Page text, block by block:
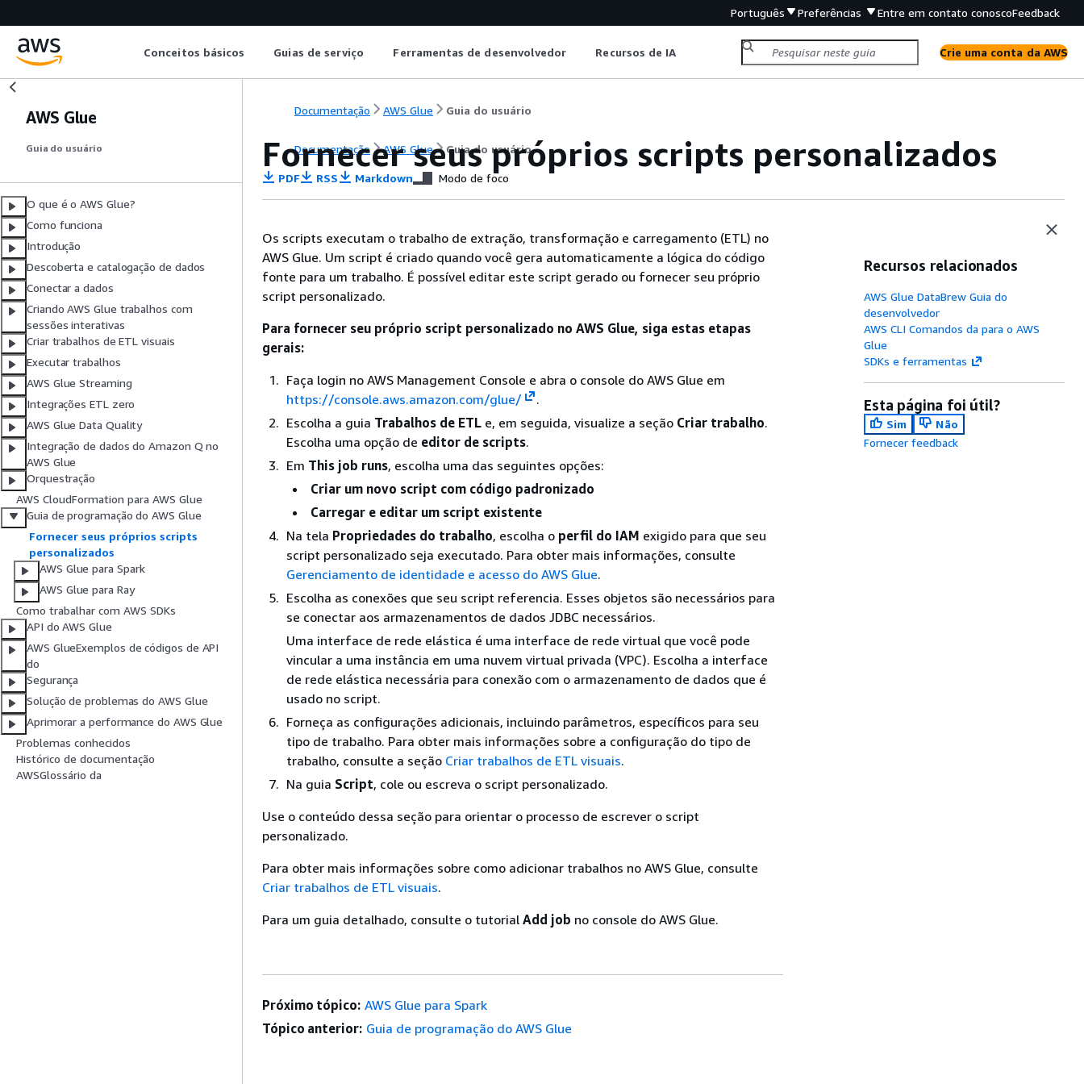
Português Preferências Entre em contato conoscoFeedback
Conceitos básicos Guias de serviço Ferramentas de desenvolvedor Recursos de IA Crie uma conta da AWS
AWS Glue
Guia do usuário
O que é o AWS Glue?
Como funciona
Introdução
Descoberta e catalogação de dados
Conectar a dados
Criando AWS Glue trabalhos com
sessões interativas
Criar trabalhos de ETL visuais
Executar trabalhos
AWS Glue Streaming
Integrações ETL zero
AWS Glue Data Quality
Integração de dados do Amazon Q no
AWS Glue
Orquestração
AWS CloudFormation para AWS Glue
Guia de programação do AWS Glue
Fornecer seus próprios scripts
personalizados
AWS Glue para Spark
AWS Glue para Ray
Como trabalhar com AWS SDKs
API do AWS Glue
AWS GlueExemplos de códigos de API
do
Segurança
Solução de problemas do AWS Glue
Aprimorar a performance do AWS Glue
Problemas conhecidos
Histórico de documentação
AWSGlossário da
Documentação AWS Glue Guia do usuário
Documentação AWS Glue Guia do usuário
Fornecer seus próprios scripts personalizados
PDF RSS Markdown Modo de foco
Os scripts executam o trabalho de extração, transformação e carregamento (ETL) no
AWS Glue. Um script é criado quando você gera automaticamente a lógica do código
fonte para um trabalho. É possível editar este script gerado ou fornecer seu próprio
script personalizado.
Para fornecer seu próprio script personalizado no AWS Glue, siga estas etapas
gerais:
Faça login no AWS Management Console e abra o console do AWS Glue em
https://console.aws.amazon.com/glue/
.
Escolha a guia Trabalhos de ETL e, em seguida, visualize a seção Criar trabalho.
Escolha uma opção de editor de scripts.
Em This job runs, escolha uma das seguintes opções:
Criar um novo script com código padronizado
Carregar e editar um script existente
Na tela Propriedades do trabalho, escolha o perfil do IAM exigido para que seu
script personalizado seja executado. Para obter mais informações, consulte
Gerenciamento de identidade e acesso do AWS Glue.
Escolha as conexões que seu script referencia. Esses objetos são necessários para
se conectar aos armazenamentos de dados JDBC necessários.
Uma interface de rede elástica é uma interface de rede virtual que você pode
vincular a uma instância em uma nuvem virtual privada (VPC). Escolha a interface
de rede elástica necessária para conexão com o armazenamento de dados que é
usado no script.
Forneça as configurações adicionais, incluindo parâmetros, específicos para seu
tipo de trabalho. Para obter mais informações sobre a configuração do tipo de
trabalho, consulte a seção Criar trabalhos de ETL visuais.
Na guia Script, cole ou escreva o script personalizado.
Use o conteúdo dessa seção para orientar o processo de escrever o script
personalizado.
Para obter mais informações sobre como adicionar trabalhos no AWS Glue, consulte
Criar trabalhos de ETL visuais.
Para um guia detalhado, consulte o tutorial Add job no console do AWS Glue.
Recursos relacionados
AWS Glue DataBrew Guia do
desenvolvedor
AWS CLI Comandos da para o AWS
Glue
SDKs e ferramentas
Esta página foi útil?
Sim
Não
Fornecer feedback
Próximo tópico: AWS Glue para Spark
Tópico anterior: Guia de programação do AWS Glue